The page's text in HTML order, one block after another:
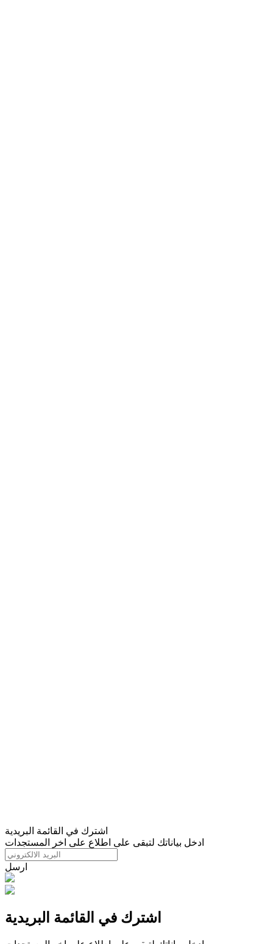
اشترك في القائمة البريدية
ادخل بياناتك لتبقى على اطلاع على اخر المستجدات
ارسل
اشترك في القائمة البريدية